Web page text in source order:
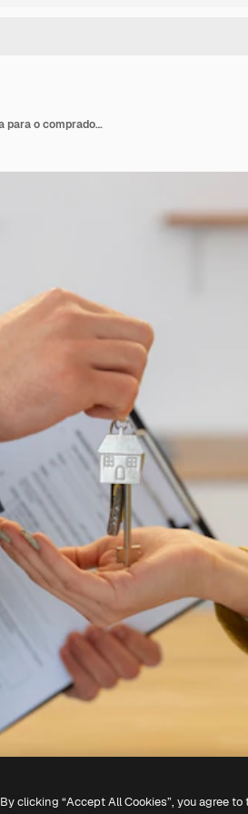
Agente imobiliário masculino dando as chaves da nova casa para o comprador feminino
By clicking “Accept All Cookies”, you agree